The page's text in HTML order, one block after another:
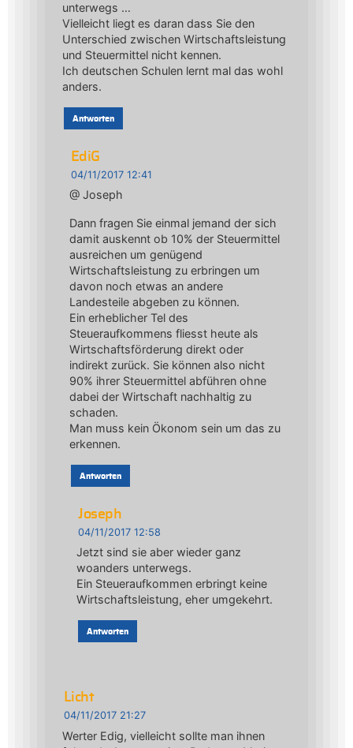
unterwegs …
Vielleicht liegt es daran dass Sie den
Unterschied zwischen Wirtschaftsleistung
und Steuermittel nicht kennen.
Ich deutschen Schulen lernt mal das wohl
anders.
Antworten
EdiG
04/11/2017 12:41
@ Joseph
Dann fragen Sie einmal jemand der sich
damit auskennt ob 10% der Steuermittel
ausreichen um genügend
Wirtschaftsleistung zu erbringen um
davon noch etwas an andere
Landesteile abgeben zu können.
Ein erheblicher Tel des
Steueraufkommens fliesst heute als
Wirtschaftsförderung direkt oder
indirekt zurück. Sie können also nicht
90% ihrer Steuermittel abführen ohne
dabei der Wirtschaft nachhaltig zu
schaden.
Man muss kein Ökonom sein um das zu
erkennen.
Antworten
Joseph
04/11/2017 12:58
Jetzt sind sie aber wieder ganz
woanders unterwegs.
Ein Steueraufkommen erbringt keine
Wirtschaftsleistung, eher umgekehrt.
Antworten
Licht
04/11/2017 21:27
Werter Edig, vielleicht sollte man ihnen